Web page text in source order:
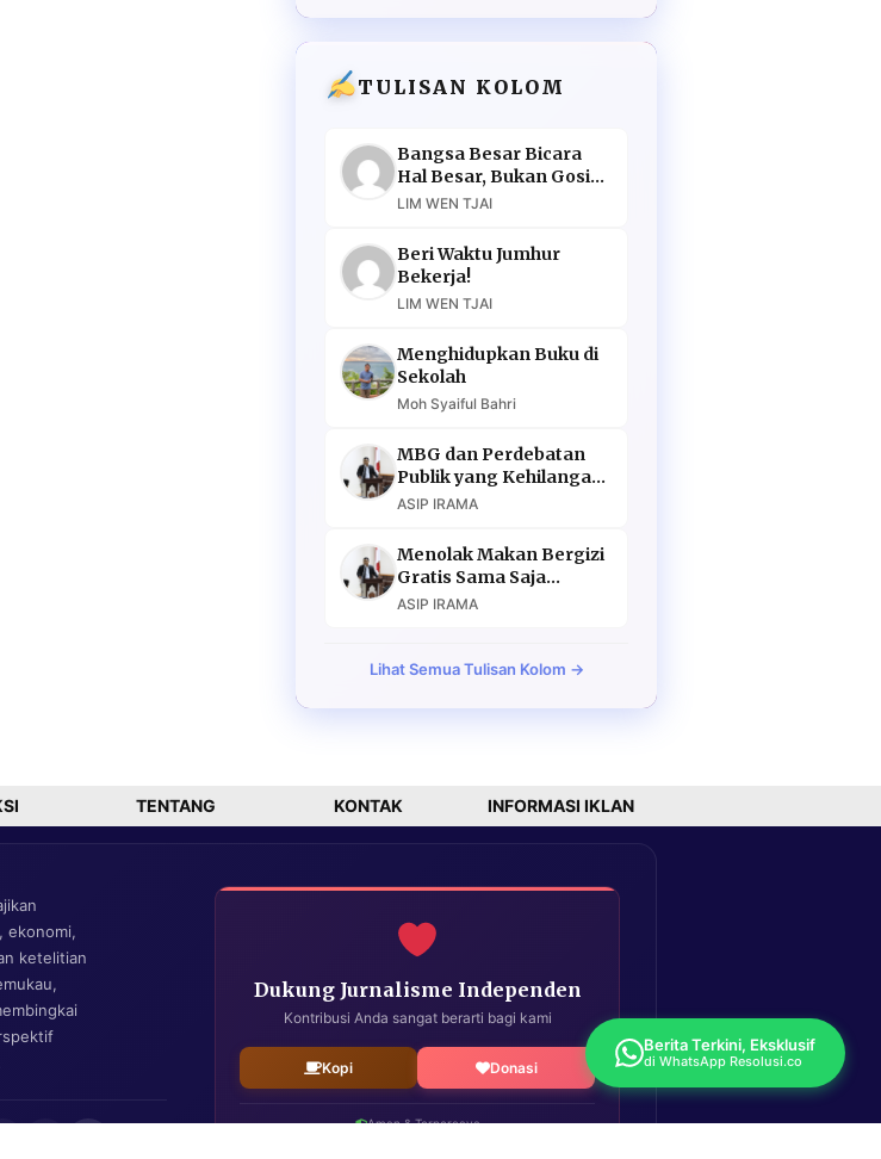
TULISAN KOLOM
Bangsa Besar Bicara
Hal Besar, Bukan Gosip
Murahan
LIM WEN TJAI
Beri Waktu Jumhur
Bekerja!
LIM WEN TJAI
Menghidupkan Buku di
Sekolah
Moh Syaiful Bahri
MBG dan Perdebatan
Publik yang Kehilangan
Argumen
ASIP IRAMA
Menolak Makan Bergizi
Gratis Sama Saja
Menolak Masa Depan
ASIP IRAMA
Lihat Semua Tulisan Kolom →
TENTANG KONTAK INFORMASI IKLAN
ekonomi,
ketelitian
Dukung Jurnalisme Independen
Kontribusi Anda sangat berarti bagi kami
Kopi Donasi
Aman & Terpercaya
Berita Terkini, Eksklusif
di WhatsApp Resolusi.co